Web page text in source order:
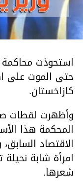
استحوذت
حتى الموت على
كازاخستان.
وأظهرت لقطات
المحكمة هذا
الاقتصاد
امرأة شابة
شعرها.